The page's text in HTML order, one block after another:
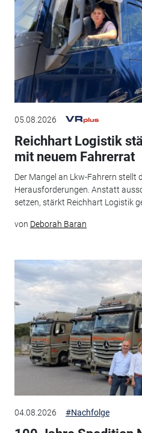
05.08.2026
Reichhart Logistik
mit neuem Fahrerrat
Der Mangel an Lkw-Fahrern stellt
Herausforderungen. Anstatt
setzen, stärkt Reichhart Logistik
von Deborah Baran
04.08.2026 #Nachfolge